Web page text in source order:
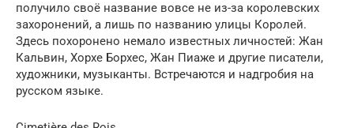
получило своё название вовсе не из-за королевских
захоронений, а лишь по названию улицы Королей.
Здесь похоронено немало известных личностей: Жан
Кальвин, Хорхе Борхес, Жан Пиаже и другие писатели,
художники, музыканты. Встречаются и надгробия на
русском языке.